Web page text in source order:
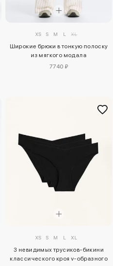
XS S M L XL
Широкие брюки в тонкую полоску
из мягкого модала
7740 ₽
XS S M L XL
3 невидимых трусиков-бикини
классического кроя v-образного